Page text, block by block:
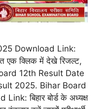
Download Link:
एक क्लिक में देखे रिजल्ट,
12th Result Date
2025. Bihar Board
बिहार बोर्ड के अध्यक्ष